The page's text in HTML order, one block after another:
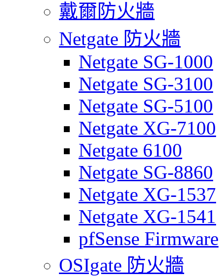
戴爾防火牆
Netgate 防火牆
Netgate SG-1000
Netgate SG-3100
Netgate SG-5100
Netgate XG-7100
Netgate 6100
Netgate SG-8860
Netgate XG-1537
Netgate XG-1541
pfSense Firmware
OSIgate 防火牆